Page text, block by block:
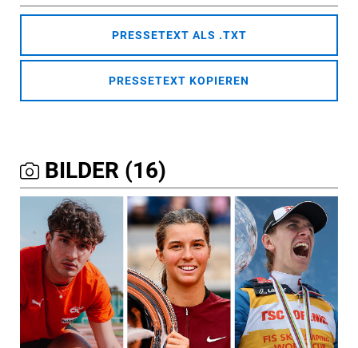
PRESSETEXT ALS .TXT
PRESSETEXT KOPIEREN
BILDER (16)